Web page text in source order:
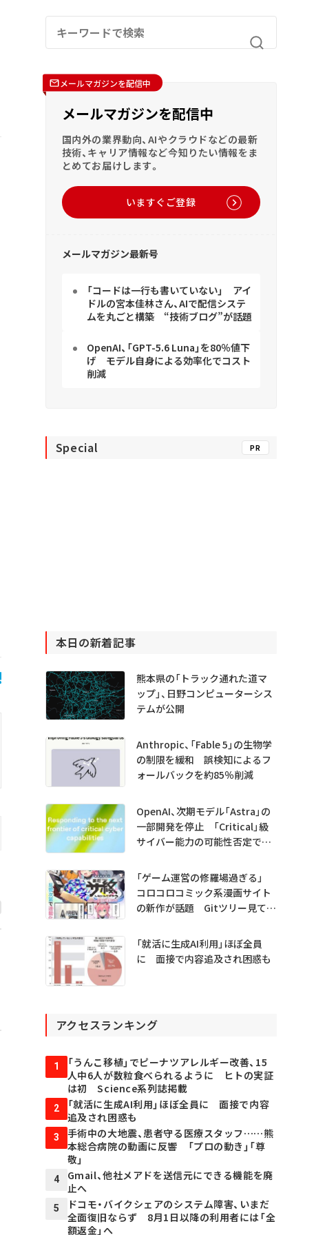
メールマガジンを配信中
メールマガジンを配信中
国内外の業界動向、AIやクラウドなどの最新
技術、キャリア情報など今知りたい情報をま
とめてお届けします。
いますぐご登録
メールマガジン最新号
「コードは一行も書いていない」 アイ
ドルの宮本佳林さん、AIで配信システ
ムを丸ごと構築 “技術ブログ”が話題
OpenAI、「GPT-5.6 Luna」を80％値下
げ モデル自身による効率化でコスト
削減
Special PR
本日の新着記事
熊本県の「トラック通れた道マ
ップ」、日野コンピューターシス
テムが公開
Anthropic、「Fable 5」の生物学
の制限を緩和 誤検知によるフ
ォールバックを約85％削減
OpenAI、次期モデル「Astra」の
一部開発を停止 「Critical」級
サイバー能力の可能性否定でき
「ゲーム運営の修羅場過ぎる」
コロコロコミック系漫画サイト
の新作が話題 Gitツリー見てガ
「就活に生成AI利用」ほぼ全員
に 面接で内容追及され困惑も
アクセスランキング
1
「うんこ移植」でピーナツアレルギー改善、15
人中6人が数粒食べられるように ヒトの実証
は初 Science系列誌掲載
2
「就活に生成AI利用」ほぼ全員に 面接で内容
追及され困惑も
3
手術中の大地震、患者守る医療スタッフ……熊
本総合病院の動画に反響 「プロの動き」「尊
敬」
4
Gmail、他社メアドを送信元にできる機能を廃
止へ
5
ドコモ・バイクシェアのシステム障害、いまだ
全面復旧ならず 8月1日以降の利用者には「全
額返金」へ